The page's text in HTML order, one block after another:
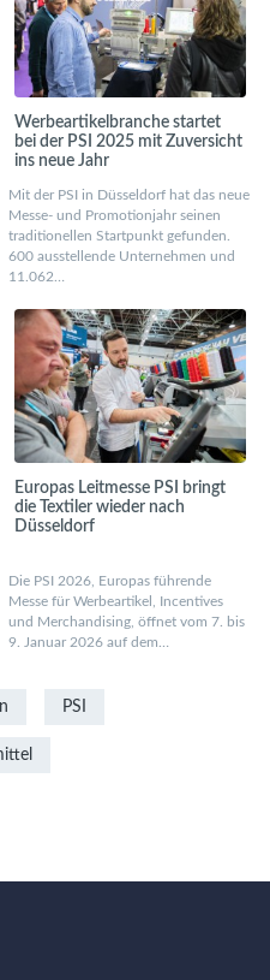
Werbeartikelbranche startet
bei der PSI 2025 mit Zuversicht
ins neue Jahr
Mit der PSI in Düsseldorf hat das neue
Messe- und Promotionjahr seinen
traditionellen Startpunkt gefunden.
600 ausstellende Unternehmen und
11.062…
Europas Leitmesse PSI bringt
die Textiler wieder nach
Düsseldorf
Die PSI 2026, Europas führende
Messe für Werbeartikel, Incentives
und Merchandising, öffnet vom 7. bis
9. Januar 2026 auf dem…
PSI